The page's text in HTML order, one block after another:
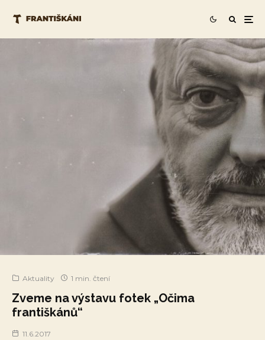
Aktuality 1 min. čtení
Zveme na výstavu fotek „Očima
františkánů“
11.6.2017